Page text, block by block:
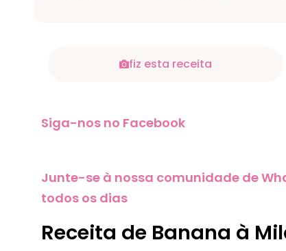
fiz esta receita
Siga-nos no Facebook
Junte-se à nossa comunidade de
todos os dias
Receita de Banana à